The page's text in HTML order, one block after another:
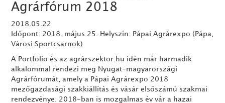
Agrárfórum 2018
2018.05.22
Időpont: 2018. május 25. Helyszín: Pápai Agrárexpo (Pápa,
Városi Sportcsarnok)
A Portfolio és az agrárszektor.hu idén már harmadik
alkalommal rendezi meg Nyugat-magyarországi
Agrárfórumát, amely a Pápai Agrárexpo 2018
mezőgazdasági szakkiállítás és vásár elsőszámú szakmai
rendezvénye. 2018-ban is mozgalmas év vár a hazai